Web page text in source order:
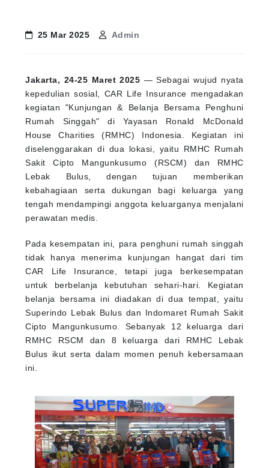
25 Mar 2025 Admin
Jakarta, 24-25 Maret 2025 — Sebagai wujud nyata
kepedulian sosial, CAR Life Insurance mengadakan
kegiatan "Kunjungan & Belanja Bersama Penghuni
Rumah Singgah" di Yayasan Ronald McDonald
House Charities (RMHC) Indonesia. Kegiatan ini
diselenggarakan di dua lokasi, yaitu RMHC Rumah
Sakit Cipto Mangunkusumo (RSCM) dan RMHC
Lebak Bulus, dengan tujuan memberikan
kebahagiaan serta dukungan bagi keluarga yang
tengah mendampingi anggota keluarganya menjalani
perawatan medis.
Pada kesempatan ini, para penghuni rumah singgah
tidak hanya menerima kunjungan hangat dari tim
CAR Life Insurance, tetapi juga berkesempatan
untuk berbelanja kebutuhan sehari-hari. Kegiatan
belanja bersama ini diadakan di dua tempat, yaitu
Superindo Lebak Bulus dan Indomaret Rumah Sakit
Cipto Mangunkusumo. Sebanyak 12 keluarga dari
RMHC RSCM dan 8 keluarga dari RMHC Lebak
Bulus ikut serta dalam momen penuh kebersamaan
ini.